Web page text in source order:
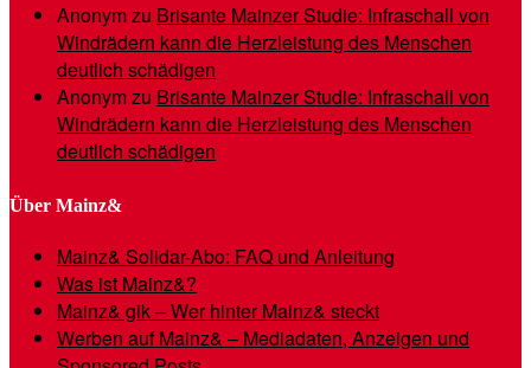
Anonymzu Brisante Mainzer Studie: Infraschall von
Windrädern kann die Herzleistung des Menschen
deutlich schädigen
Anonymzu Brisante Mainzer Studie: Infraschall von
Windrädern kann die Herzleistung des Menschen
deutlich schädigen
Über Mainz&
Mainz& Solidar-Abo: FAQ und Anleitung
Was ist Mainz&?
Mainz& gik – Wer hinter Mainz& steckt
Werben auf Mainz& – Mediadaten, Anzeigen und